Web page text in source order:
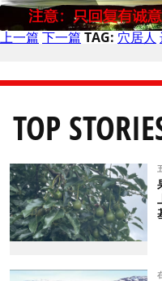
上一篇 下一篇 TAG: 穴居人
TOP